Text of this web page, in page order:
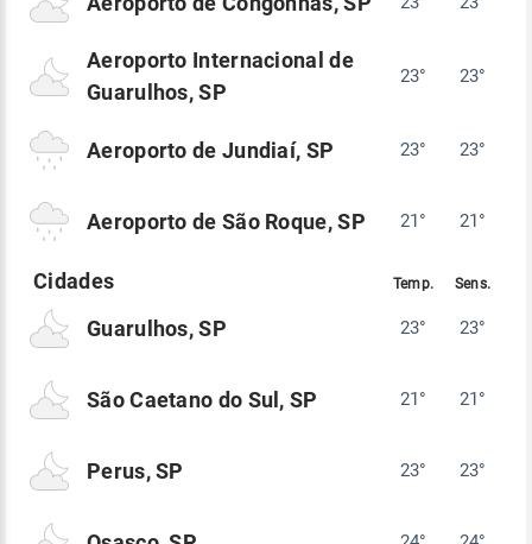
Aeroporto Internacional de
Guarulhos, SP
23° 23°
Aeroporto de Jundiaí, SP 23° 23°
Aeroporto de São Roque, SP 21° 21°
Guarulhos, SP 23° 23°
São Caetano do Sul, SP 21° 21°
Perus, SP 23° 23°